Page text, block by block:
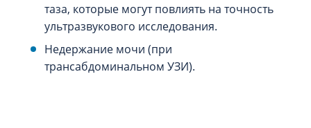
таза, которые могут повлиять на точность
ультразвукового исследования.
Недержание мочи (при
трансабдоминальном УЗИ).